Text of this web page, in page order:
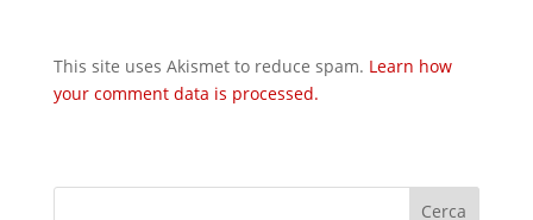
This site uses Akismet to reduce spam. Learn how
your comment data is processed.